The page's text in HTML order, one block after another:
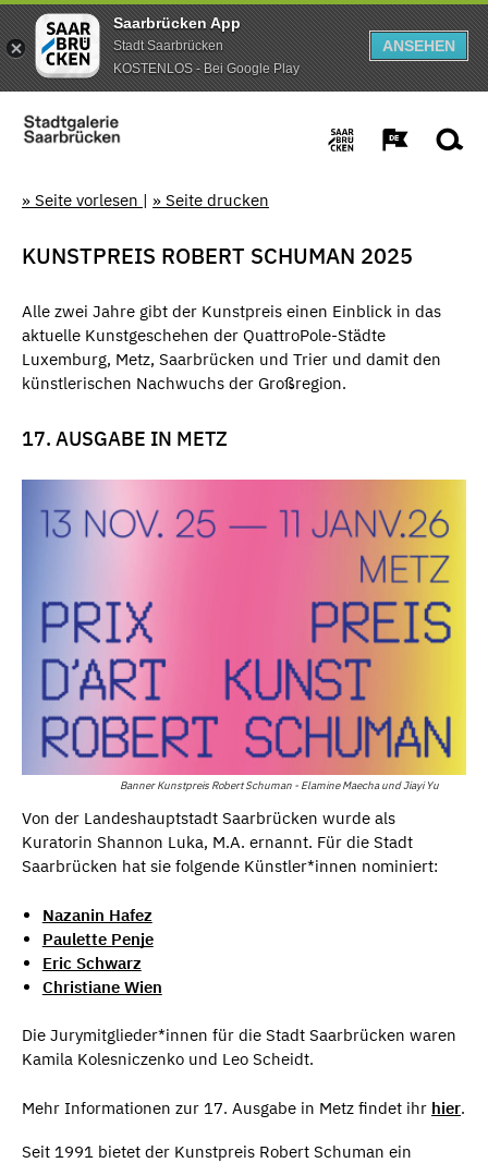
Saarbrücken App
Stadt Saarbrücken
KOSTENLOS - Bei Google Play
ANSEHEN
» Seite vorlesen | » Seite drucken
KUNSTPREIS ROBERT SCHUMAN 2025
Alle zwei Jahre gibt der Kunstpreis einen Einblick in das
aktuelle Kunstgeschehen der QuattroPole-Städte
Luxemburg, Metz, Saarbrücken und Trier und damit den
künstlerischen Nachwuchs der Großregion.
17. AUSGABE IN METZ
Banner Kunstpreis Robert Schuman - Elamine Maecha und Jiayi Yu
Von der Landeshauptstadt Saarbrücken wurde als
Kuratorin Shannon Luka, M.A. ernannt. Für die Stadt
Saarbrücken hat sie folgende Künstler*innen nominiert:
Nazanin Hafez
Paulette Penje
Eric Schwarz
Christiane Wien
Die Jurymitglieder*innen für die Stadt Saarbrücken waren
Kamila Kolesniczenko und Leo Scheidt.
Mehr Informationen zur 17. Ausgabe in Metz findet ihr hier.
Seit 1991 bietet der Kunstpreis Robert Schuman ein